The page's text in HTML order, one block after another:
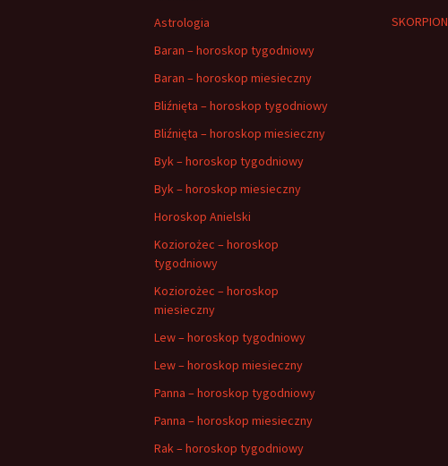
SKORPION
Astrologia
Baran – horoskop tygodniowy
Baran – horoskop miesieczny
Bliźnięta – horoskop tygodniowy
Bliźnięta – horoskop miesieczny
Byk – horoskop tygodniowy
Byk – horoskop miesieczny
Horoskop Anielski
Koziorożec – horoskop
tygodniowy
Koziorożec – horoskop
miesieczny
Lew – horoskop tygodniowy
Lew – horoskop miesieczny
Panna – horoskop tygodniowy
Panna – horoskop miesieczny
Rak – horoskop tygodniowy